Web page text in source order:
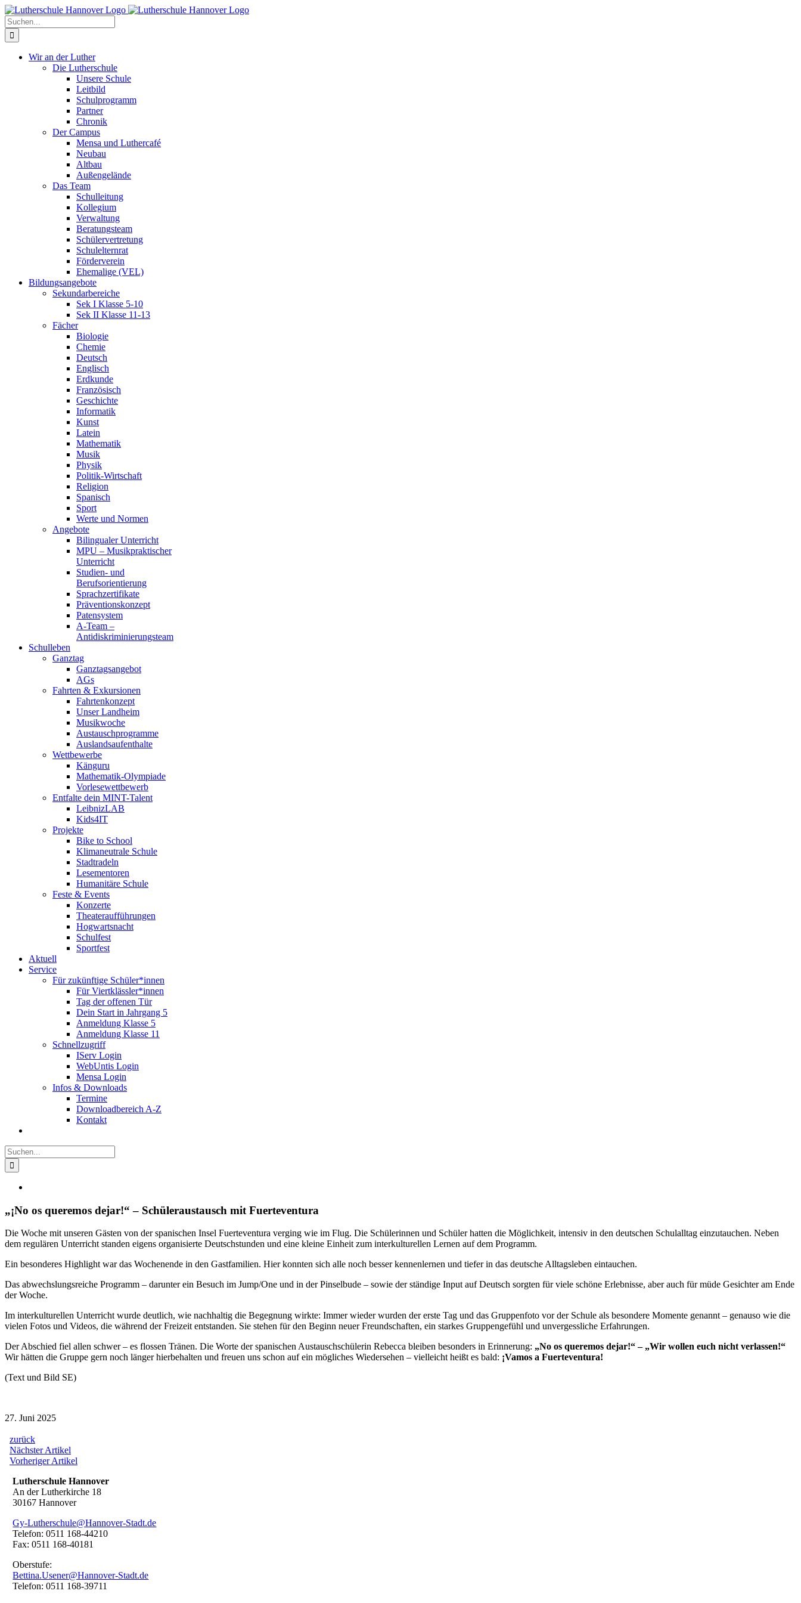
Zum
Inhalt
springen
Facebook
X
Instagram
Pinterest
Suche
nach:
Wir an der Luther
Die Lutherschule
Unsere Schule
Leitbild
Schulprogramm
Partner
Chronik
Der Campus
Mensa und Luthercafé
Neubau
Altbau
Außengelände
Das Team
Schulleitung
Kollegium
Verwaltung
Beratungsteam
Schülervertretung
Schulelternrat
Förderverein
Ehemalige (VEL)
Bildungsangebote
Sekundarbereiche
Sek I Klasse 5-10
Sek II Klasse 11-13
Fächer
Biologie
Chemie
Deutsch
Englisch
Erdkunde
Französisch
Geschichte
Informatik
Kunst
Latein
Mathematik
Musik
Physik
Politik-Wirtschaft
Religion
Spanisch
Sport
Werte und Normen
Angebote
Bilingualer Unterricht
MPU – Musikpraktischer
Unterricht
Studien- und
Berufsorientierung
Sprachzertifikate
Präventionskonzept
Patensystem
A-Team –
Antidiskriminierungsteam
Schulleben
Ganztag
Ganztagsangebot
AGs
Fahrten & Exkursionen
Fahrtenkonzept
Unser Landheim
Musikwoche
Austauschprogramme
Auslandsaufenthalte
Wettbewerbe
Känguru
Mathematik-Olympiade
Vorlesewettbewerb
Entfalte dein MINT-Talent
LeibnizLAB
Kids4IT
Projekte
Bike to School
Klimaneutrale Schule
Stadtradeln
Lesementoren
Humanitäre Schule
Feste & Events
Konzerte
Theateraufführungen
Hogwartsnacht
Schulfest
Sportfest
Aktuell
Service
Für zukünftige Schüler*innen
Für Viertklässler*innen
Tag der offenen Tür
Dein Start in Jahrgang 5
Anmeldung Klasse 5
Anmeldung Klasse 11
Schnellzugriff
IServ Login
WebUntis Login
Mensa Login
Infos & Downloads
Termine
Downloadbereich A-Z
Kontakt
Suche
nach:
Bild
„¡No os queremos dejar!“ – Schüleraustausch mit Fuerteventura
Die Woche mit unseren Gästen von der spanischen Insel Fuerteventura verging wie im Flug. Die Schülerinnen und Schüler hatten die Möglichkeit, intensiv in den deutschen Schulalltag einzutauchen. Neben
dem regulären Unterricht standen eigens organisierte Deutschstunden und eine kleine Einheit zum interkulturellen Lernen auf dem Programm.
Ein besonderes Highlight war das Wochenende in den Gastfamilien. Hier konnten sich alle noch besser kennenlernen und tiefer in das deutsche Alltagsleben eintauchen.
Das abwechslungsreiche Programm – darunter ein Besuch im Jump/One und in der Pinselbude – sowie der ständige Input auf Deutsch sorgten für viele schöne Erlebnisse, aber auch für müde Gesichter am Ende
der Woche.
Im interkulturellen Unterricht wurde deutlich, wie nachhaltig die Begegnung wirkte: Immer wieder wurden der erste Tag und das Gruppenfoto vor der Schule als besondere Momente genannt – genauso wie die
vielen Fotos und Videos, die während der Freizeit entstanden. Sie stehen für den Beginn neuer Freundschaften, ein starkes Gruppengefühl und unvergessliche Erfahrungen.
Der Abschied fiel allen schwer – es flossen Tränen. Die Worte der spanischen Austauschschülerin Rebecca bleiben besonders in Erinnerung: „No os queremos dejar!“ – „Wir wollen euch nicht verlassen!“
Wir hätten die Gruppe gern noch länger hierbehalten und freuen uns schon auf ein mögliches Wiedersehen – vielleicht heißt es bald: ¡Vamos a Fuerteventura!
(Text und Bild SE)
27. Juni 2025
zurück
Beitragsnavigation
Nächster Artikel
Artikel:
Vorheriger Artikel
Lutherschule Hannover
An der Lutherkirche 18
30167 Hannover
Gy-Lutherschule@Hannover-Stadt.de
Telefon: 0511 168-44210
Fax: 0511 168-40181
Oberstufe:
Bettina.Usener@Hannover-Stadt.de
Telefon: 0511 168-39711